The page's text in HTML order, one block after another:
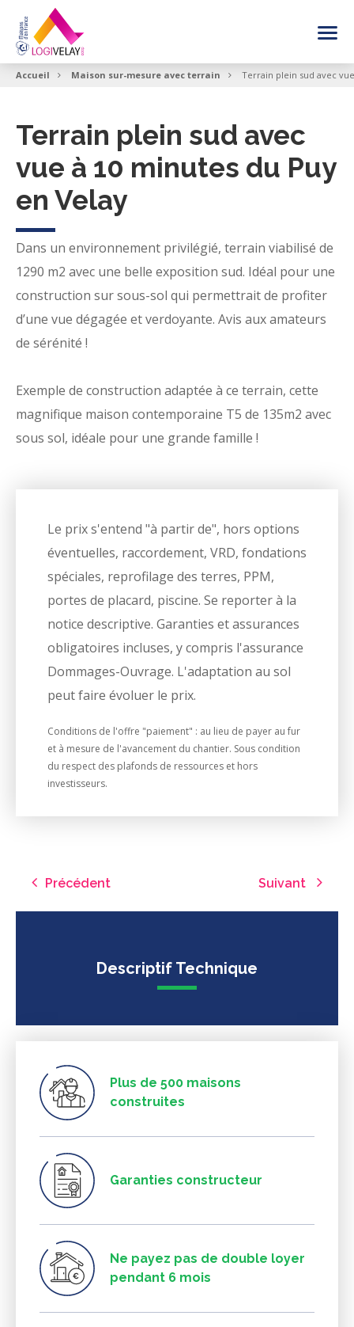
FAIRE CONSTRUIRE SA MAISON
VOIR LES OFFRES
BESOIN DE CONSEIL
Accueil Maison sur-mesure avec terrain Terrain plein sud avec
Terrain plein sud avec
vue à 10 minutes du Puy
en Velay
Dans un environnement privilégié, terrain viabilisé de
1290 m2 avec une belle exposition sud. Idéal pour une
construction sur sous-sol qui permettrait de profiter
d’une vue dégagée et verdoyante. Avis aux amateurs
de sérénité !
Exemple de construction adaptée à ce terrain, cette
magnifique maison contemporaine T5 de 135m2 avec
sous sol, idéale pour une grande famille !
Le prix s'entend "à partir de", hors options
éventuelles, raccordement, VRD, fondations
spéciales, reprofilage des terres, PPM,
portes de placard, piscine. Se reporter à la
notice descriptive. Garanties et assurances
obligatoires incluses, y compris l'assurance
Dommages-Ouvrage. L'adaptation au sol
peut faire évoluer le prix.
Conditions de l'offre "paiement" : au lieu de payer au fur
et à mesure de l'avancement du chantier. Sous condition
du respect des plafonds de ressources et hors
investisseurs.
Précédent Suivant
Descriptif Technique
Plus de 500 maisons
construites
Garanties constructeur
Ne payez pas de double loyer
pendant 6 mois